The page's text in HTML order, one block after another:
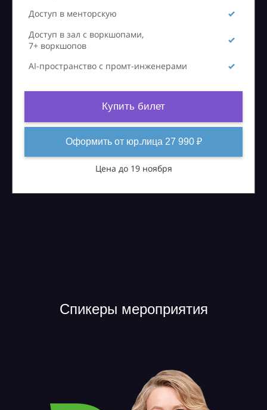
Доступ в менторскую
Доступ в зал с воркшопами,
7+ воркшопов
AI-пространство с промт-инженерами
Купить билет
Оформить от юр.лица 27 990 ₽
Цена до 19 ноября
Спикеры мероприятия